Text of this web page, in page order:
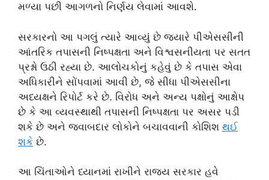
મળ્યા પછી આગળનો નિર્ણય લેવામાં આવશે.
સરકારનો આ પગલું ત્યારે આવ્યું છે જ્યારે પીએસસીની
આંતરિક તપાસની નિષ્પક્ષતા અને વિશ્વસનીયતા પર સતત
પ્રશ્નો ઉઠી રહ્યા છે. આલોચકોનું કહેવું છે કે તપાસ એવા
અધિકારીને સોંપવામાં આવી છે, જે સીધા પીએસસીના
અધ્યક્ષને રિપોર્ટ કરે છે. વિરોધ અને અન્ય પક્ષોનું આક્ષેપ
છે કે આ વ્યવસ્થાથી તપાસની નિષ્પક્ષતા પર અસર પડી
શકે છે અને જવાબદાર લોકોને બચાવવાની કોશિશ થઈ
શક ે છે.
આ ચિંતાઓને ધ્યાનમાં રાખીને રાજ્ય સરકાર હવે